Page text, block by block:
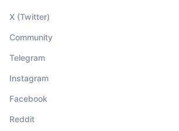
X (Twitter)
Community
Telegram
Instagram
Facebook
Reddit